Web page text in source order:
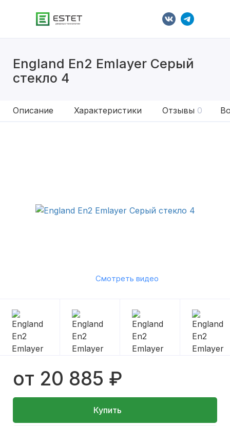
England En2 Emlayer Серый
стекло 4
Описание Характеристики Отзывы 0
Смотреть видео
от 20 885 ₽
Купить